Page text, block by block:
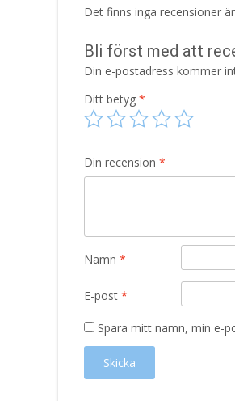
Det finns inga recensioner
Bli först med att
Din e-postadress kommer
Ditt betyg *
Din recension *
Namn *
E-post *
Spara mitt namn, min e-